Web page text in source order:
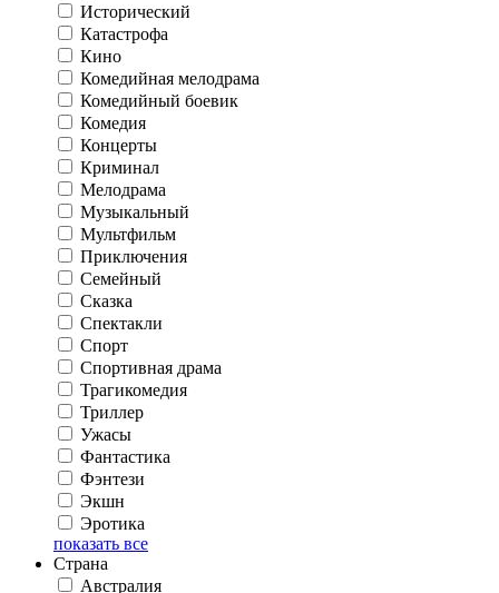
Исторический
Катастрофа
Кино
Комедийная мелодрама
Комедийный боевик
Комедия
Концерты
Криминал
Мелодрама
Музыкальный
Мультфильм
Приключения
Семейный
Сказка
Спектакли
Спорт
Спортивная драма
Трагикомедия
Триллер
Ужасы
Фантастика
Фэнтези
Экшн
Эротика
показать все
Страна
Австралия